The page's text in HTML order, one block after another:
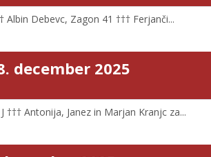
Albin Debevc, Zagon 41 ††† Ferjanči...
december 2025
††† Antonija, Janez in Marjan Kranjc za...